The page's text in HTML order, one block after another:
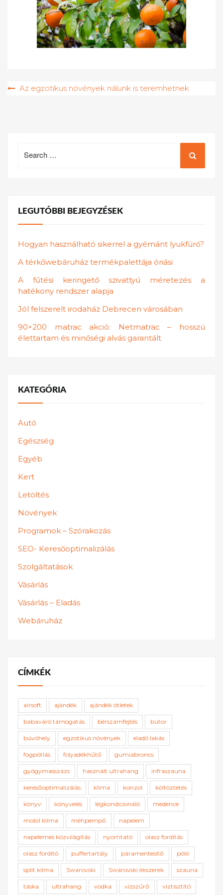
Bejegyzés
Az egzotikus növények nálunk is teremhetnek
for:
LEGUTÓBBI BEJEGYZÉSEK
Hogyan használható sikerrel a gyémánt lyukfúró?
A térkőwebáruház termékpalettája óriási
A fűtési keringető szivattyú méretezés a
hatékony rendszer alapja
Jól felszerelt irodaház Debrecen városában
90×200 matrac akció: Netmatrac – hosszú
élettartam és minőségi alvás garantált
KATEGÓRIA
Autó
Egészség
Egyéb
Kert
Letöltés
Növények
Programok – Szórakozás
SEO- Keresőoptimalizálás
Szolgáltatások
Vásárlás
Vásárlás – Eladás
Webáruház
CÍMKÉK
airsoft ajándék ajándék ötletek
babaváró támogatás bérszámfejtés bútor
búvóhely egzotikus növények eladó lakás
fogpótlás folyadékhűtő gumiabroncs
gyógymasszázs használt ultrahang infraszauna
keresőoptimalizálás klíma konzol költöztetés
könyv könyvelés légkondicionáló medence
mobil klíma méhpempő napelem
napelemes közvilágítás nyomtató olasz fordítás
olasz fordító puffertartály páramentesítő póló
split klíma Swarovski Swarovski ékszerek szauna
táska ultrahang vodka vízszűrő víztisztító